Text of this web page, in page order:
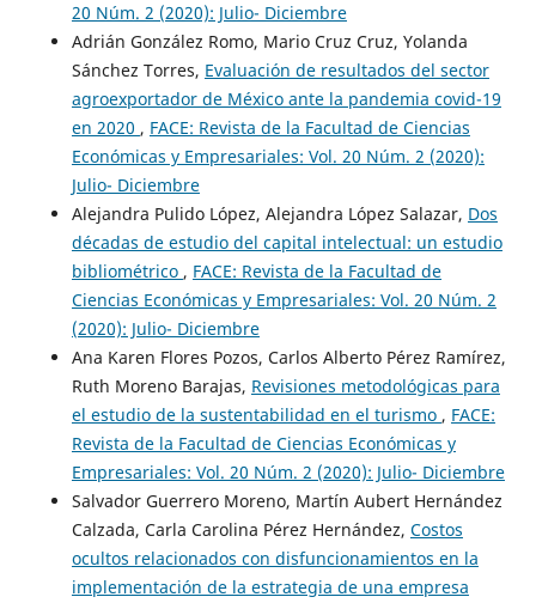
20 Núm. 2 (2020): Julio- Diciembre
Adrián González Romo, Mario Cruz Cruz, Yolanda
Sánchez Torres, Evaluación de resultados del sector
agroexportador de México ante la pandemia covid-19
en 2020 , FACE: Revista de la Facultad de Ciencias
Económicas y Empresariales: Vol. 20 Núm. 2 (2020):
Julio- Diciembre
Alejandra Pulido López, Alejandra López Salazar, Dos
décadas de estudio del capital intelectual: un estudio
bibliométrico , FACE: Revista de la Facultad de
Ciencias Económicas y Empresariales: Vol. 20 Núm. 2
(2020): Julio- Diciembre
Ana Karen Flores Pozos, Carlos Alberto Pérez Ramírez,
Ruth Moreno Barajas, Revisiones metodológicas para
el estudio de la sustentabilidad en el turismo , FACE:
Revista de la Facultad de Ciencias Económicas y
Empresariales: Vol. 20 Núm. 2 (2020): Julio- Diciembre
Salvador Guerrero Moreno, Martín Aubert Hernández
Calzada, Carla Carolina Pérez Hernández, Costos
ocultos relacionados con disfuncionamientos en la
implementación de la estrategia de una empresa